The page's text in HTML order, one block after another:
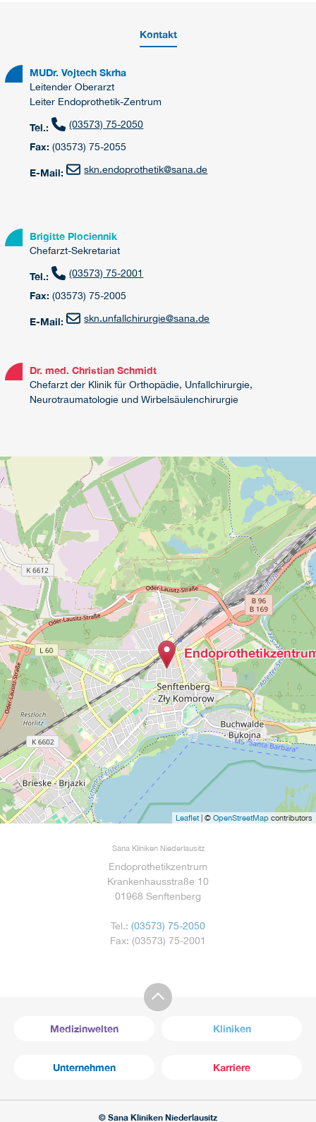
Kontakt
MUDr. Vojtech Skrha
Leitender Oberarzt
Leiter Endoprothetik-Zentrum
Tel.: (03573) 75-2050
Fax: (03573) 75-2055
E-Mail: skn.endoprothetik@sana.de
Brigitte Plociennik
Chefarzt-Sekretariat
Tel.: (03573) 75-2001
Fax: (03573) 75-2005
E-Mail: skn.unfallchirurgie@sana.de
Dr. med. Christian Schmidt
Chefarzt der Klinik für Orthopädie, Unfallchirurgie,
Neurotraumatologie und Wirbelsäulenchirurgie
Leaflet| © OpenStreetMap contributors
Sana Kliniken Niederlausitz
Endoprothetikzentrum
Krankenhausstraße 10
01968 Senftenberg
Tel.: (03573) 75-2050
Fax: (03573) 75-2001
Medizinwelten Kliniken
Unternehmen Karriere
© Sana Kliniken Niederlausitz